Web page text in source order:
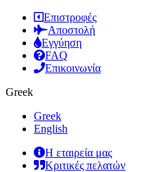
Επιστροφές
Αποστολή
Εγγύηση
FAQ
Επικοινωνία
Greek
Greek
English
Η εταιρεία μας
Κριτικές πελατών